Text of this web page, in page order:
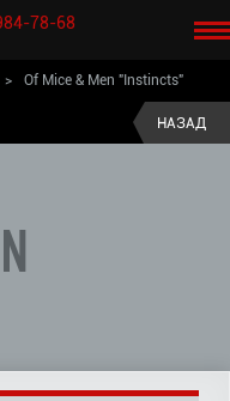
78-68
> Of Mice & Men "Instincts"
НАЗАД